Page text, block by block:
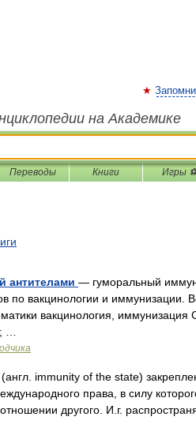
на Академике
Переводы Книги Игры ⚽
антителами — гуморальный
по вакцинологии и иммунизации.
вакцинология,
…
immunity of the state)
права, в силу
другого. И.г.